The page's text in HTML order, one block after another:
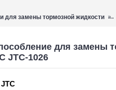
для замены тормозной жидкости
для замены
JTC-1026
JTC